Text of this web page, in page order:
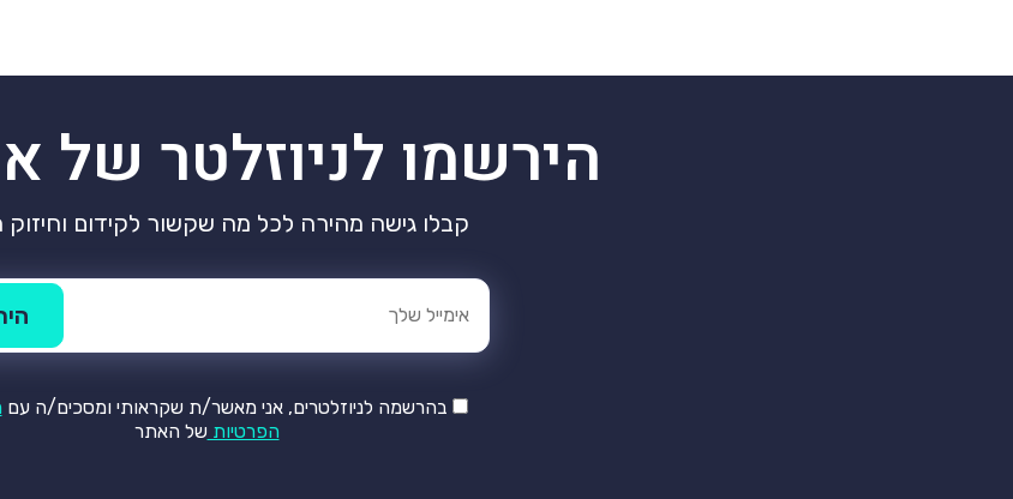
הירשמו לניוזלטר של
קבלו גישה מהירה לכל מה שקשור לקידום
בהרשמה לניוזלטרים, אני מאשר/ת שקראותי ומסכים/ה עם
הפרטיות של האתר